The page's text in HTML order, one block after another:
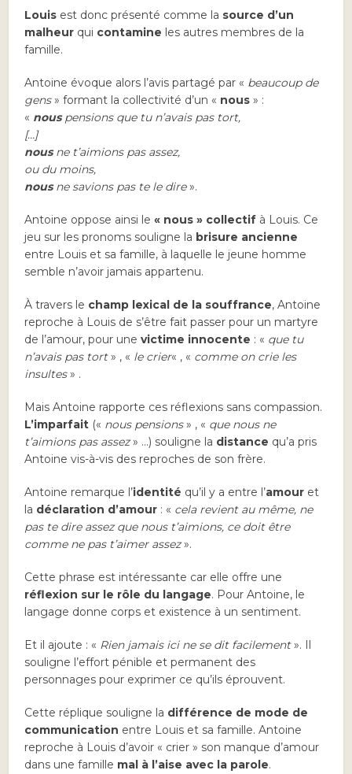
Louis est donc présenté comme la source d’un
malheur qui contamine les autres membres de la
famille.
Antoine évoque alors l’avis partagé par « beaucoup de
gens» formant la collectivité d’un « nous » :
« nouspensions que tu n’avais pas tort,
[…]
nousne t’aimions pas assez,
ou du moins,
nousne savions pas te le dire».
Antoine oppose ainsi le « nous » collectif à Louis. Ce
jeu sur les pronoms souligne la brisure ancienne
entre Louis et sa famille, à laquelle le jeune homme
semble n’avoir jamais appartenu.
À travers le champ lexical de la souffrance, Antoine
reproche à Louis de s’être fait passer pour un martyre
de l’amour, pour unevictime innocente : « que tu
n’avais pas tort» , « le crier« , « comme on crie les
insultes» .
Mais Antoine rapporte ces réflexions sans compassion.
L’imparfait (« nous pensions» , « que nous ne
t’aimions pas assez» …) souligne la distance qu’a pris
Antoine vis-à-vis des reproches de son frère.
Antoine remarque l’identité qu’il y a entre l’amour et
la déclaration d’amour : « cela revient au même, ne
pas te dire assez que nous t’aimions, ce doit être
comme ne pas t’aimer assez».
Cette phrase est intéressante car elle offre une
réflexion sur le rôle du langage. Pour Antoine, le
langage donne corps et existence à un sentiment.
Et il ajoute : « Rien jamais ici ne se dit facilement». Il
souligne l’effort pénible et permanent des
personnages pour exprimer ce qu’ils éprouvent.
Cette réplique souligne la différence de mode de
communication entre Louis et sa famille. Antoine
reproche à Louis d’avoir « crier » son manque d’amour
dans une famille mal à l’aise avec la parole.